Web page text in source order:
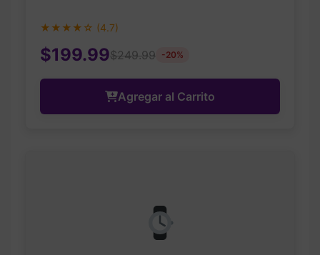
★★★★☆ (4.7)
$199.99$249.99 -20%
Agregar al Carrito